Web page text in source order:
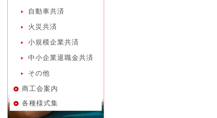
自動車共済
火災共済
小規模企業共済
中小企業退職金共済
その他
商工会案内
各種様式集